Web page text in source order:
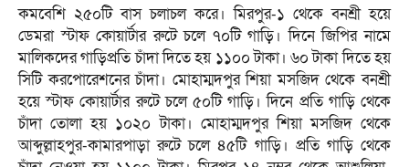
কমবেশি ২৫০টি বাস চলাচল করে। মিরপুর-১ থেকে বনশ্রী হয়ে
ডেমরা স্টাফ কোয়ার্টার রুটে চলে ৭০টি গাড়ি। দিনে জিপির নামে
মালিকদের গাড়িপ্রতি চাঁদা দিতে হয় ১১০০ টাকা। ৬০ টাকা দিতে হয়
সিটি করপোরেশনের চাঁদা। মোহাম্মদপুর শিয়া মসজিদ থেকে বনশ্রী
হয়ে স্টাফ কোয়ার্টার রুটে চলে ৫০টি গাড়ি। দিনে প্রতি গাড়ি থেকে
চাঁদা তোলা হয় ১০২০ টাকা। মোহাম্মদপুর শিয়া মসজিদ থেকে
আব্দুল্লাহপুর-কামারপাড়া রুটে চলে ৪৫টি গাড়ি। প্রতি গাড়ি থেকে